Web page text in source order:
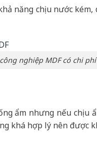
năng chịu nước
nghiệp MDF có chi
ẩm nhưng nếu chịu
khá hợp lý nên được